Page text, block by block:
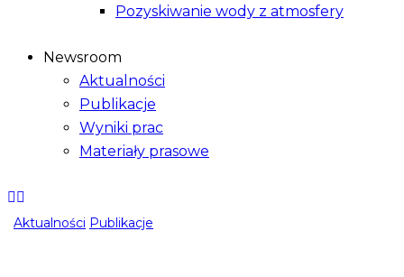
Pozyskiwanie wody z atmosfery
Newsroom
Aktualności
Publikacje
Wyniki prac
Materiały prasowe
Aktualności Publikacje